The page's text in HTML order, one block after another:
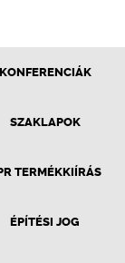
KONFERENCIÁK
SZAKLAPOK
TERMÉKKIÍRÁS
ÉPÍTÉSI JOG